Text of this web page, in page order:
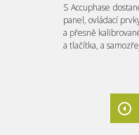
S Accuphase
panel, ovládací
a přesně
a tlačítka, a